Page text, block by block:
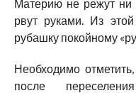
Материю не режут ни
рвут руками. Из
рубашку покойному
Необходимо
после